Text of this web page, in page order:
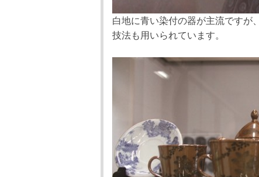
白地に青い染付の器が主流ですが
技法も用いられています。